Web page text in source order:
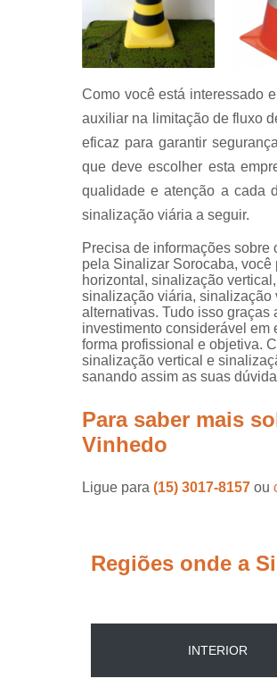
Como você está interessado
auxiliar na limitação de fluxo
eficaz para garantir
que deve escolher esta
qualidade e atenção a cada
sinalização viária a seguir.
Precisa de informações
pela Sinalizar Sorocaba,
horizontal, sinalização
sinalização viária, sinalização
alternativas. Tudo isso
investimento considerável em
forma profissional e objetiva.
sinalização vertical e
sanando assim as suas
Para saber mais
Vinhedo
Ligue para (15) 3017-8157 ou
Regiões onde a
INTERIOR